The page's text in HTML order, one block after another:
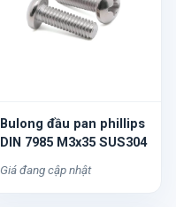
Bulong đầu pan phillips
DIN 7985 M3x35 SUS304
Giá đang cập nhật